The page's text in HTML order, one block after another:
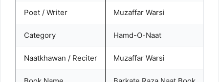
Poet / Writer Muzaffar Warsi
Category Hamd-O-Naat
Naatkhawan / Reciter Muzaffar Warsi